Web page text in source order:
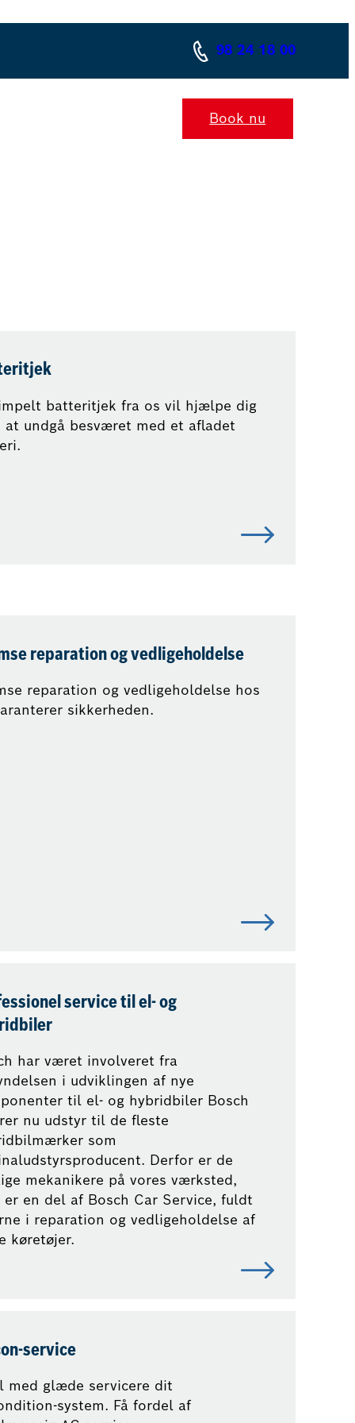
98 24 18 00
Book nu
batteritjek fra os vil hjælpe dig
at undgå besværet med et afladet
reparation og vedligeholdelse
reparation og vedligeholdelse hos
sikkerheden.
service til el- og
har været involveret fra
i udviklingen af nye
til el- og hybridbiler Bosch
nu udstyr til de fleste
som
Derfor er de
mekanikere på vores værksted,
er en del af Bosch Car Service, fuldt
i reparation og vedligeholdelse af
køretøjer.
service
med glæde servicere dit
system. Få fordel af